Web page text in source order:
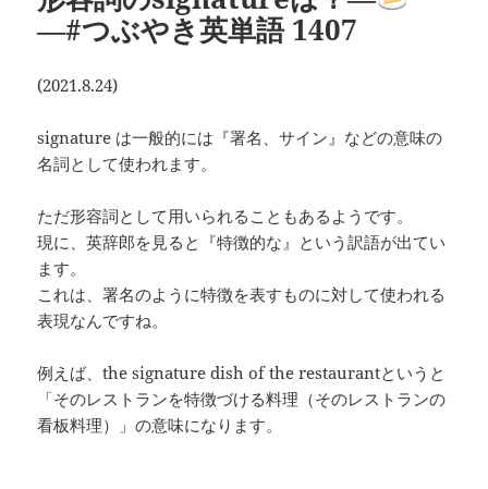
―#つぶやき英単語 1407
(2021.8.24)
signature は一般的には『署名、サイン』などの意味の
名詞として使われます。
ただ形容詞として用いられることもあるようです。
現に、英辞郎を見ると『特徴的な』という訳語が出てい
ます。
これは、署名のように特徴を表すものに対して使われる
表現なんですね。
例えば、the signature dish of the restaurantというと
「そのレストランを特徴づける料理（そのレストランの
看板料理）」の意味になります。